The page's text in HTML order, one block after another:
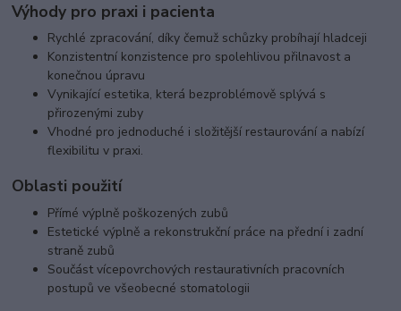
Výhody pro praxi i pacienta
Rychlé zpracování, díky čemuž schůzky probíhají hladceji
Konzistentní konzistence pro spolehlivou přilnavost a
konečnou úpravu
Vynikající estetika, která bezproblémově splývá s
přirozenými zuby
Vhodné pro jednoduché i složitější restaurování a nabízí
flexibilitu v praxi.
Oblasti použití
Přímé výplně poškozených zubů
Estetické výplně a rekonstrukční práce na přední i zadní
straně zubů
Součást vícepovrchových restaurativních pracovních
postupů ve všeobecné stomatologii